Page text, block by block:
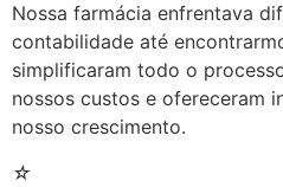
Nossa farmácia enfrentava
contabilidade até
simplificaram todo o
nossos custos e ofereceram
nosso crescimento.
☆